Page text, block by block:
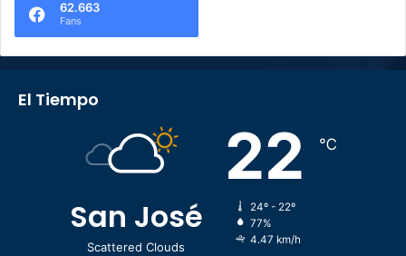
62.663
Fans
El Tiempo
San José
Scattered Clouds
22 ℃
24º - 22º
77%
4.47 km/h